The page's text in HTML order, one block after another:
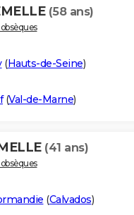
(58 ans)
(Hauts-de-Seine)
(Val-de-Marne)
(41 ans)
(Calvados)